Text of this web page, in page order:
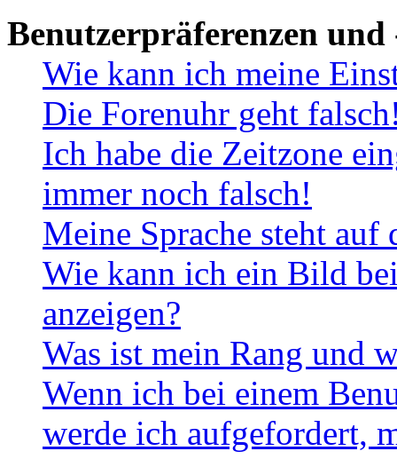
Benutzerpräferenzen und
Wie kann ich meine
Die Forenuhr geht
Ich habe die Zeitzone
immer noch falsch!
Meine Sprache steht
Wie kann ich ein Bild
anzeigen?
Was ist mein Rang und
Wenn ich bei einem
werde ich aufgefordert,